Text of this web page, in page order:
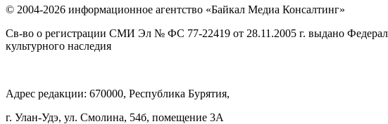
© 2004-2026 информационное агентство «Байкал Медиа Консалтинг»
Св-во о регистрации СМИ Эл № ФС 77-22419 от 28.11.2005 г. выдано
культурного наследия
Адрес редакции: 670000, Республика Бурятия,
г. Улан-Удэ, ул. Смолина, 54б, помещение 3А